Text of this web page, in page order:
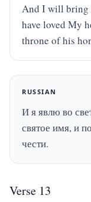
And I will bring
have loved My
throne of his
RUSSIAN
И я явлю во
святое имя, и
чести.
Verse 13